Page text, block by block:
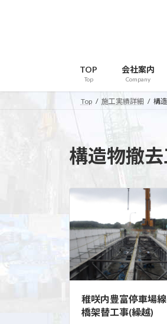
ス
ン
TOP
Top
会社案内
Company
Top 施工実績詳細 構
構造物撤
稚咲内豊富停車場
橋架替工事(繰越)